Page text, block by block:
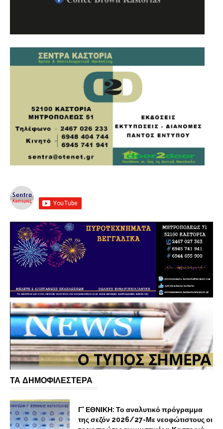
ΤΑ ΔΗΜΟΦΙΛΕΣΤΕΡΑ
Γ' ΕΘΝΙΚΗ: Το αναλυτικό πρόγραμμα
της σεζόν 2026/27-Με νεοφώτιστους οι